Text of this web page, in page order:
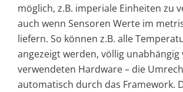
möglich, z.B. imperiale Einheiten zu
auch wenn Sensoren Werte im
liefern. So können z.B. alle
angezeigt werden, völlig unabhängig
verwendeten Hardware – die
automatisch durch das Framework.